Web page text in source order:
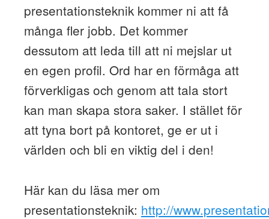
presentationsteknik kommer ni att få
många fler jobb. Det kommer
dessutom att leda till att ni mejslar ut
en egen profil. Ord har en förmåga att
förverkligas och genom att tala stort
kan man skapa stora saker. I stället för
att tyna bort på kontoret, ge er ut i
världen och bli en viktig del i den!
Här kan du läsa mer om
presentationsteknik: http://